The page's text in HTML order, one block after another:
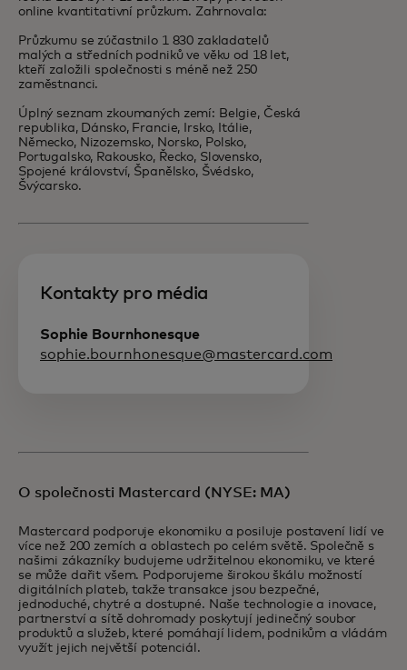
online kvantitativní průzkum. Zahrnovala:
Průzkumu se zúčastnilo 1 830 zakladatelů
malých a středních podniků ve věku od 18 let,
kteří založili společnosti s méně než 250
zaměstnanci.
Úplný seznam zkoumaných zemí: Belgie, Česká
republika, Dánsko, Francie, Irsko, Itálie,
Německo, Nizozemsko, Norsko, Polsko,
Portugalsko, Rakousko, Řecko, Slovensko,
Spojené království, Španělsko, Švédsko,
Švýcarsko.
Kontakty pro média
Sophie Bournhonesque
sophie.bournhonesque@mastercard.com
O společnosti Mastercard (NYSE: MA)
Mastercard podporuje ekonomiku a posiluje postavení lidí ve
více než 200 zemích a oblastech po celém světě. Společně s
našimi zákazníky budujeme udržitelnou ekonomiku, ve které
se může dařit všem. Podporujeme širokou škálu možností
digitálních plateb, takže transakce jsou bezpečné,
jednoduché, chytré a dostupné. Naše technologie a inovace,
partnerství a sítě dohromady poskytují jedinečný soubor
produktů a služeb, které pomáhají lidem, podnikům a vládám
využít jejich největší potenciál.